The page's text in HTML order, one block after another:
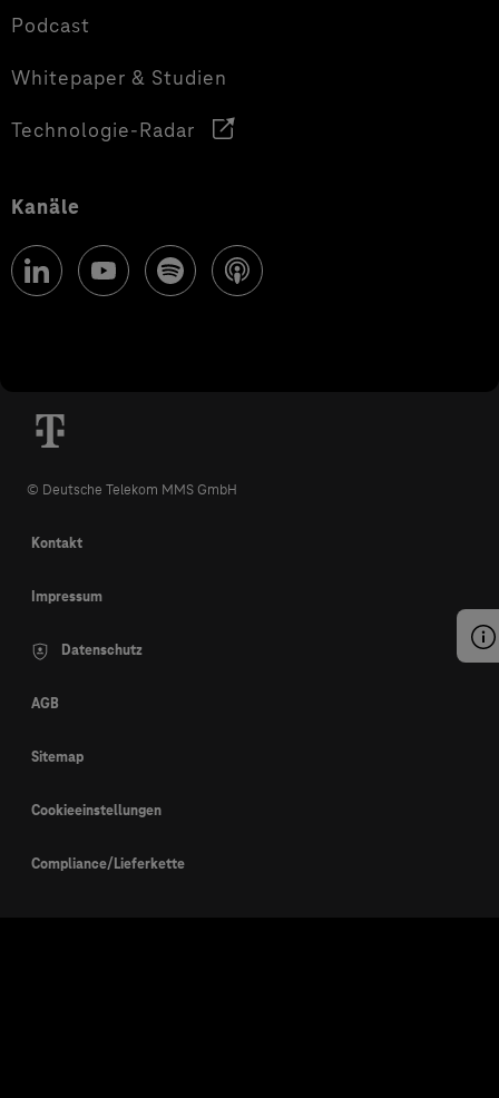
Podcast
Whitepaper & Studien
Technologie-Radar
Kanäle
© Deutsche Telekom MMS GmbH
Kontakt
Impressum
Datenschutz
AGB
Sitemap
Cookieeinstellungen
Compliance/Lieferkette